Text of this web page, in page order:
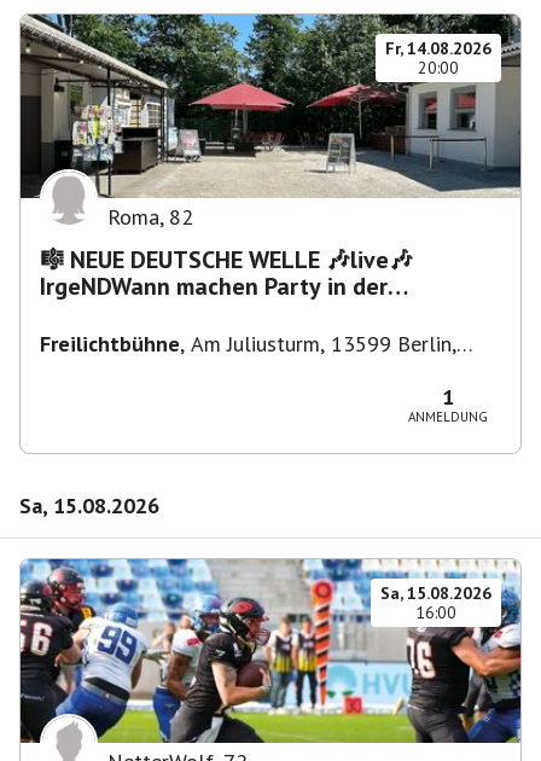
Fr, 14.08.2026
20:00
Roma, 82
🎼 NEUE DEUTSCHE WELLE 🎶live🎶
IrgeNDWann machen Party in der
Freilichtbühne, Am Juliusturm, 13599 Berlin,
1
ANMELDUNG
Sa, 15.08.2026
Sa, 15.08.2026
16:00